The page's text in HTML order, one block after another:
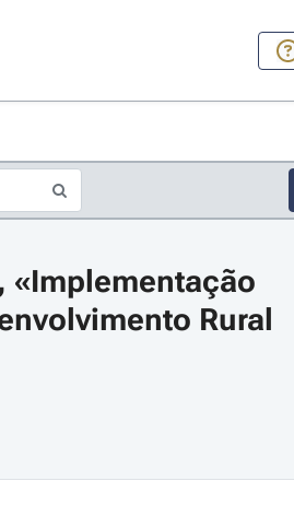
«Implementação
Rural